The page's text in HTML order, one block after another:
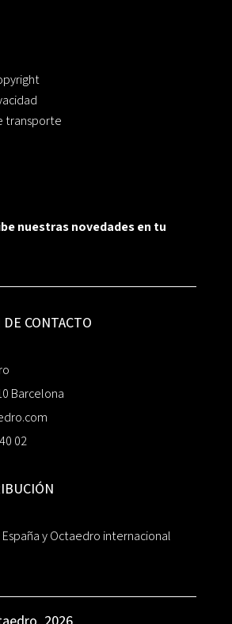
transporte
nuestras novedades en tu
CONTACTO
Barcelona
02
y Octaedro internacional
2026